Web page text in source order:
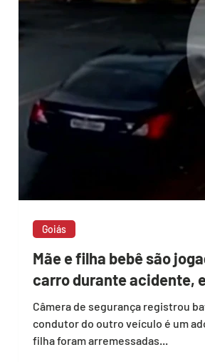
Mãe e filha bebê são
carro durante acidente,
Câmera de segurança registrou
condutor do outro veículo é um
filha foram arremessadas...
Goiás